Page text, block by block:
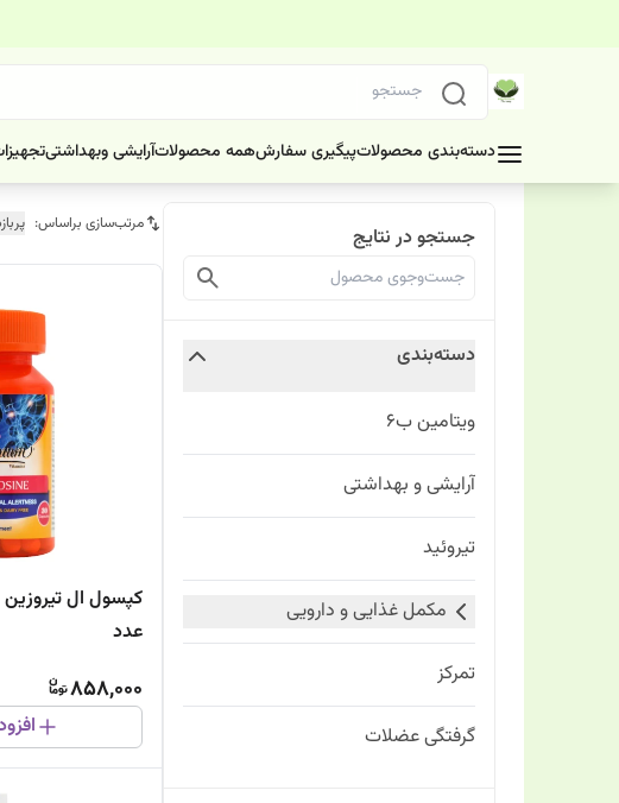
دسته‌بندی محصولاتپیگیری سفارشهمه محصولاتآرایشی وبهداشتی
جستجو در نتایج
دسته‌بندی
ویتامین ب6
آرایشی و بهداشتی
تیروئید
مکمل غذایی و دارویی
تمرکز
گرفتگی عضلات
مرتب‌سازی براساس:
عدد
858,000